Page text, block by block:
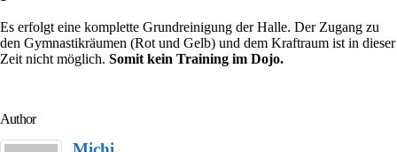
Es erfolgt eine komplette Grundreinigung der Halle. Der Zugang zu
den Gymnastikräumen (Rot und Gelb) und dem Kraftraum ist in dieser
Zeit nicht möglich. Somit kein Training im Dojo.
Author